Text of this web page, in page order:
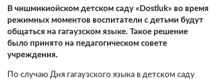
В чишмикиойском детском саду «Dostluk» во время
режимных моментов воспитатели с детьми будут
общаться на гагаузском языке. Такое решение
было принято на педагогическом совете
учреждения.
По случаю Дня гагаузского языка в детском саду